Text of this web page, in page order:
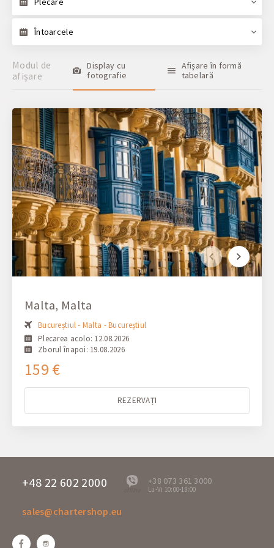
Întoarcele
Modul de
afișare
Display cu
fotografie
Afișare în formă
tabelară
Malta, Malta
Bucureștiul - Malta - Bucureștiul
Plecarea acolo: 12.08.2026
Zborul înapoi: 19.08.2026
159 €
REZERVAȚI
+48 22 602 2000 +38 073 361 3000
Lu-Vi 10:00-18:00
sales@chartershop.eu